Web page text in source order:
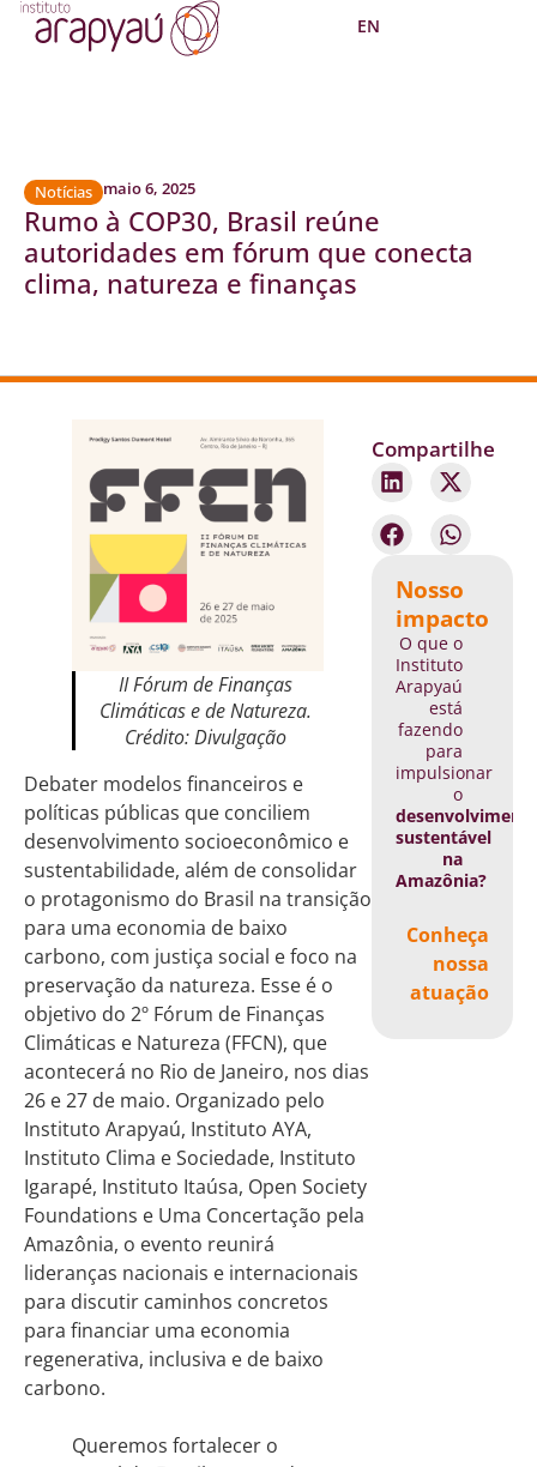
EN
Notícias maio 6, 2025
Rumo à COP30, Brasil reúne
autoridades em fórum que conecta
clima, natureza e finanças
Compartilhe
Nosso
impacto
O que o
Instituto
Arapyaú
está
fazendo
para
impulsionar
o
sustentável
na
Amazônia?
Conheça
nossa
atuação
II Fórum de Finanças
Climáticas e de Natureza.
Crédito: Divulgação
Debater modelos financeiros e
políticas públicas que conciliem
desenvolvimento socioeconômico e
sustentabilidade, além de consolidar
o protagonismo do Brasil na transição
para uma economia de baixo
carbono, com justiça social e foco na
preservação da natureza. Esse é o
objetivo do 2º Fórum de Finanças
Climáticas e Natureza (FFCN), que
acontecerá no Rio de Janeiro, nos dias
26 e 27 de maio. Organizado pelo
Instituto Arapyaú, Instituto AYA,
Instituto Clima e Sociedade, Instituto
Igarapé, Instituto Itaúsa, Open Society
Foundations e Uma Concertação pela
Amazônia, o evento reunirá
lideranças nacionais e internacionais
para discutir caminhos concretos
para financiar uma economia
regenerativa, inclusiva e de baixo
carbono.
Queremos fortalecer o